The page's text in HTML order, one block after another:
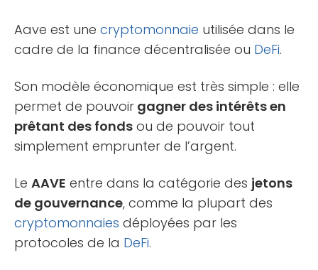
Aave est une cryptomonnaie utilisée dans le
cadre de la finance décentralisée ou DeFi.
Son modèle économique est très simple : elle
permet de pouvoir gagner des intérêts en
prêtant des fonds ou de pouvoir tout
simplement emprunter de l’argent.
Le AAVE entre dans la catégorie des jetons
de gouvernance, comme la plupart des
cryptomonnaies déployées par les
protocoles de la DeFi.